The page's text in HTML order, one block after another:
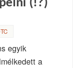
(!?)
egyik
a